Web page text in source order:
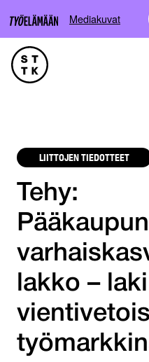
Mediakuvat
LIITTOJEN TIEDOTTEET
Tehy:
lakko – laki